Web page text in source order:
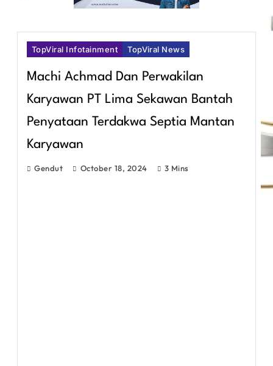
TopViral Infotainment TopViral News
Machi Achmad Dan Perwakilan
Karyawan PT Lima Sekawan Bantah
Penyataan Terdakwa Septia Mantan
Karyawan
Gendut October 18, 2024 3 Mins